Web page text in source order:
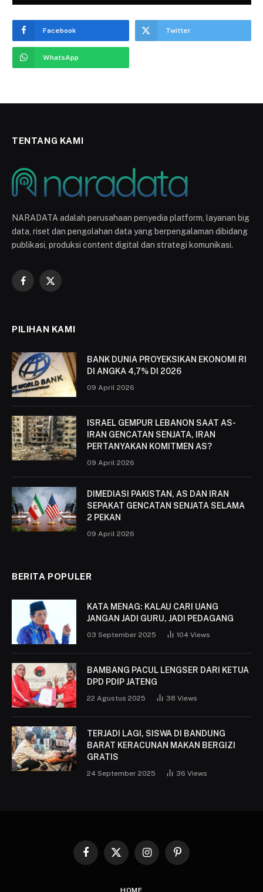
Facebook Twitter
WhatsApp
TENTANG KAMI
NARADATA adalah perusahaan penyedia platform, layanan big
data, riset dan pengolahan data yang berpengalaman dibidang
publikasi, produksi content digital dan strategi komunikasi.
Facebook
X
PILIHAN KAMI
BANK DUNIA PROYEKSIKAN EKONOMI RI
DI ANGKA 4,7% DI 2026
09 April 2026
ISRAEL GEMPUR LEBANON SAAT AS-
IRAN GENCATAN SENJATA, IRAN
PERTANYAKAN KOMITMEN AS?
09 April 2026
DIMEDIASI PAKISTAN, AS DAN IRAN
SEPAKAT GENCATAN SENJATA SELAMA
2 PEKAN
09 April 2026
BERITA POPULER
KATA MENAG: KALAU CARI UANG
JANGAN JADI GURU, JADI PEDAGANG
03 September 2025 104 Views
BAMBANG PACUL LENGSER DARI KETUA
DPD PDIP JATENG
22 Agustus 2025 38 Views
TERJADI LAGI, SISWA DI BANDUNG
BARAT KERACUNAN MAKAN BERGIZI
GRATIS
24 September 2025 36 Views
Facebook
X
InstagramPinterest